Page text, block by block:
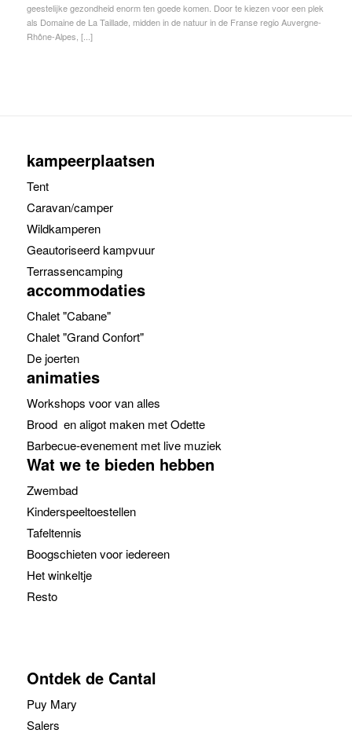
geestelijke gezondheid enorm ten goede komen. Door te kiezen voor een plek
als Domaine de La Taillade, midden in de natuur in de Franse regio Auvergne-
Rhône-Alpes, [...]
kampeerplaatsen
Tent
Caravan/camper
Wildkamperen
Geautoriseerd kampvuur
Terrassencamping
accommodaties
Chalet "Cabane"
Chalet "Grand Confort"
De joerten
animaties
Workshops voor van alles
Brood en aligot maken met Odette
Barbecue-evenement met live muziek
Wat we te bieden hebben
Zwembad
Kinderspeeltoestellen
Tafeltennis
Boogschieten voor iedereen
Het winkeltje
Resto
Ontdek de Cantal
Puy Mary
Salers